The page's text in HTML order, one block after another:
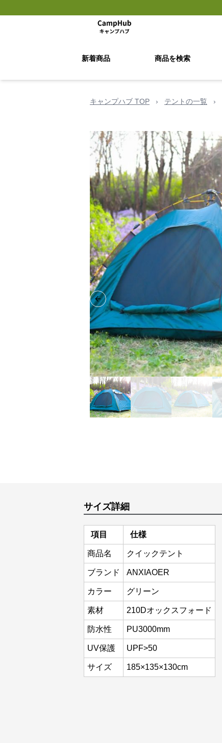
新着商品 商品を検索
キャンプハブ TOP › テントの一覧 ›
Previous slide
サイズ詳細
項目 仕様
商品名 クイックテント
ブランド ANXIAOER
カラー グリーン
素材 210Dオックスフォード
防水性 PU3000mm
UV保護 UPF>50
サイズ 185×135×130cm